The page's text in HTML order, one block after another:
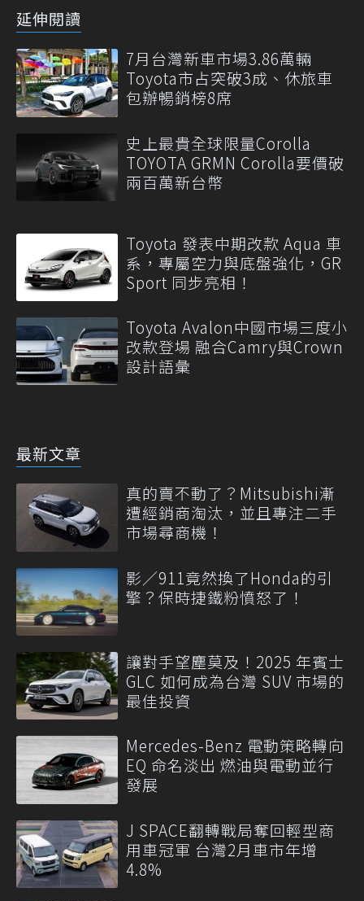
延伸閱讀
7月台灣新車市場3.86萬輛
Toyota市占突破3成、休旅車
包辦暢銷榜8席
史上最貴全球限量Corolla
TOYOTA GRMN Corolla要價破
兩百萬新台幣
Toyota 發表中期改款 Aqua 車
系，專屬空力與底盤強化，GR
Sport 同步亮相！
Toyota Avalon中國市場三度小
改款登場 融合Camry與Crown
設計語彙
最新文章
真的賣不動了？Mitsubishi漸
遭經銷商淘汰，並且專注二手
市場尋商機！
影／911竟然換了Honda的引
擎？保時捷鐵粉憤怒了！
讓對手望塵莫及！2025 年賓士
GLC 如何成為台灣 SUV 市場的
最佳投資
Mercedes-Benz 電動策略轉向
EQ 命名淡出 燃油與電動並行
發展
J SPACE翻轉戰局奪回輕型商
用車冠軍 台灣2月車市年增
4.8%